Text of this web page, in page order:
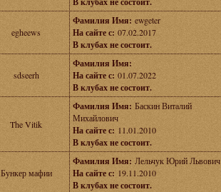
egheews
Фамилия Имя: ewgeter
На сайте с: 07.02.2017
В клубах не состоит.
sdseerh
Фамилия Имя:
На сайте с: 01.07.2022
В клубах не состоит.
The Vitik
Фамилия Имя: Баскин Виталий
Михайлович
На сайте с: 11.01.2010
В клубах не состоит.
Бункер мафии
Фамилия Имя: Лельчук Юрий Львович
На сайте с: 19.11.2010
В клубах не состоит.